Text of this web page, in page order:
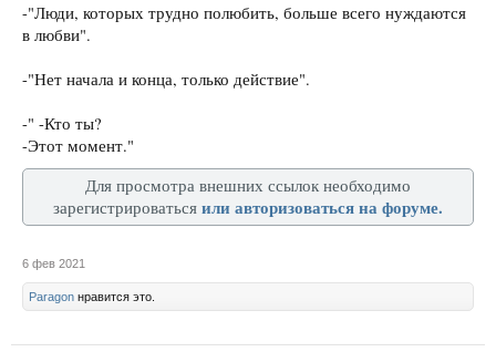
-"Люди, которых трудно полюбить, больше всего нуждаются
в любви".
-"Нет начала и конца, только действие".
-" -Кто ты?
-Этот момент."
Для просмотра внешних ссылок необходимо
зарегистрироваться или авторизоваться на форуме.
6 фев 2021
Paragon нравится это.